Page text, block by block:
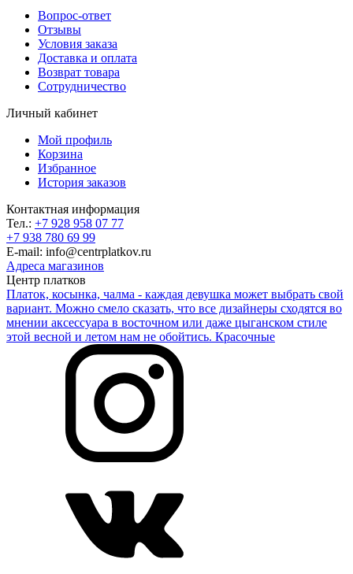
Вопрос-ответ
Отзывы
Условия заказа
Доставка и оплата
Возврат товара
Сотрудничество
Личный кабинет
Мой профиль
Корзина
Избранное
История заказов
Контактная информация
Тел.: +7 928 958 07 77
+7 938 780 69 99
E-mail: info@centrplatkov.ru
Адреса магазинов
Центр платков
Платок, косынка, чалма - каждая девушка может выбрать свой
вариант. Можно смело сказать, что все дизайнеры сходятся во
мнении аксессуара в восточном или даже цыганском стиле
этой весной и летом нам не обойтись. Красочные